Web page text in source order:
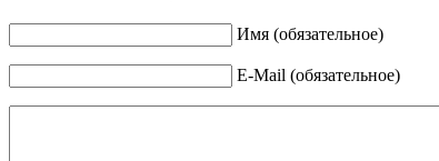
Имя (обязательное)
E-Mail (обязательное)